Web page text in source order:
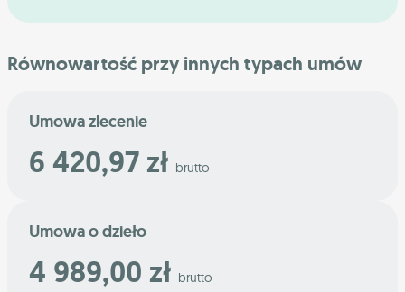
Równowartość przy innych typach umów
Umowa zlecenie
6 420,97 zł brutto
Umowa o dzieło
4 989,00 zł brutto